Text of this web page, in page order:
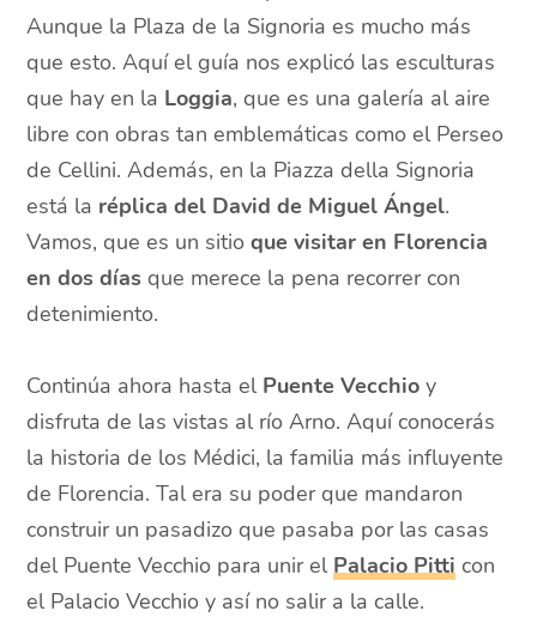
Aunque la Plaza de la Signoria es mucho más
que esto. Aquí el guía nos explicó las esculturas
que hay en la Loggia, que es una galería al aire
libre con obras tan emblemáticas como el Perseo
de Cellini. Además, en la Piazza della Signoria
está la réplica del David de Miguel Ángel.
Vamos, que es un sitioque visitar en Florencia
en dos días que merece la pena recorrer con
detenimiento.
Continúa ahora hasta el Puente Vecchio y
disfruta de las vistas al río Arno. Aquí conocerás
la historia de los Médici, la familia más influyente
de Florencia. Tal era su poder que mandaron
construir un pasadizo que pasaba por las casas
del Puente Vecchio para unir elPalacio Pitti con
el Palacio Vecchio y así no salir a la calle.